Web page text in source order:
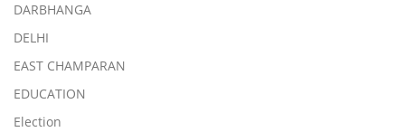
DARBHANGA
DELHI
EAST CHAMPARAN
EDUCATION
Election